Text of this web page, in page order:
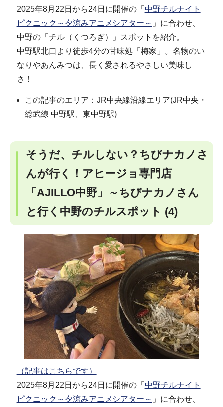
2025年8月22日から24日に開催の「 中野チルナイト
ピクニック～夕涼みアニメシアター～ 」に合わせ、
中野の「チル（くつろぎ）」スポットを紹介。
中野駅北口より徒歩4分の甘味処「梅家」。名物のい
なりやあんみつは、長く愛されるやさしい美味し
さ！
この記事のエリア：JR中央線沿線エリア(JR中央・
総武線 中野駅、東中野駅)
そうだ、チルしない？ちびナカノさ
んが行く！アヒージョ専門店
「AJILLO中野」～ちびナカノさん
と行く中野のチルスポット (4)
（記事はこちらです）
2025年8月22日から24日に開催の「 中野チルナイト
ピクニック～夕涼みアニメシアター～ 」に合わせ、